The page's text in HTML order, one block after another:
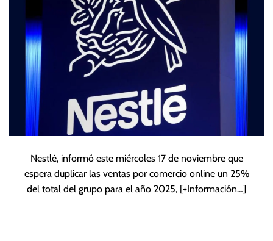
Nestlé, informó este miércoles 17 de noviembre que
espera duplicar las ventas por comercio online un 25%
del total del grupo para el año 2025, [+Información…]